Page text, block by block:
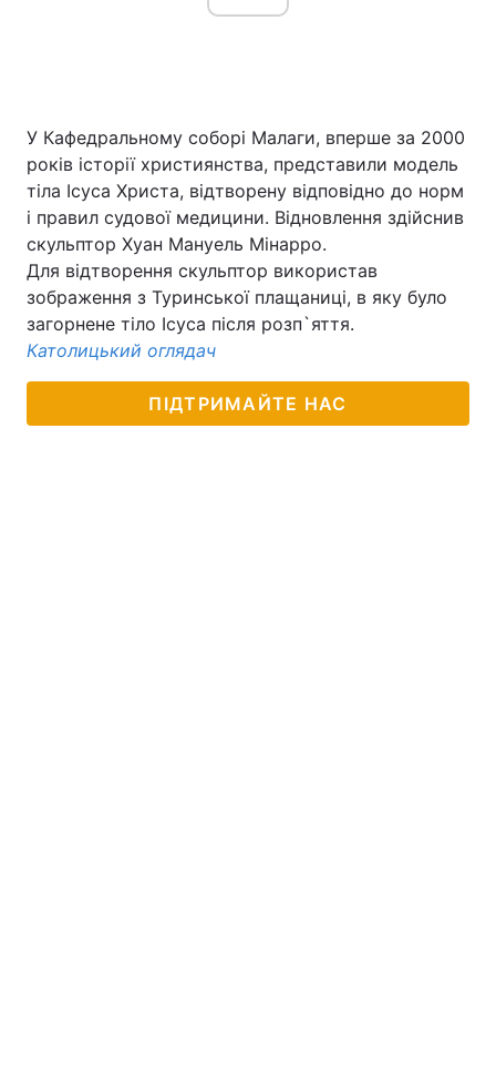
У Кафедральному соборі Малаги, вперше за 2000
років історії християнства, представили модель
тіла Ісуса Христа, відтворену відповідно до норм
і правил судової медицини. Відновлення здійснив
скульптор Хуан Мануель Мінарро.
Для відтворення скульптор використав
зображення з Туринської плащаниці, в яку було
загорнене тіло Ісуса після розп`яття.
Католицький оглядач
ПІДТРИМАЙТЕ НАС